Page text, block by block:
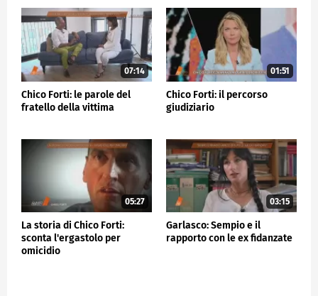
MEDIASET QUARTO GRADO
07:14
Chico Forti: le parole del
fratello della vittima
01:51
Chico Forti: il percorso
giudiziario
05:27
La storia di Chico Forti:
sconta l'ergastolo per
omicidio
03:15
Garlasco: Sempio e il
rapporto con le ex fidanzate